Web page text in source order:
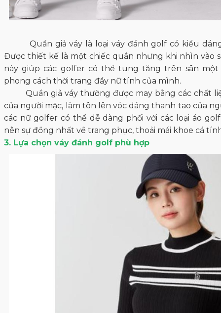
Quần giả váy là loại váy đánh golf có kiểu
Được thiết kế là một chiếc quần nhưng khi nhìn vào
này giúp các golfer có thể tung tăng trên sân một
phong cách thời trang đầy nữ tính của mình.
Quần giả váy thường được may bằng các chất
của người mặc, làm tôn lên vóc dáng thanh tao của
các nữ golfer có thể dễ dàng phối với các loại áo
nên sự đồng nhất về trang phục, thoải mái khoe cá
3. Lựa chọn váy đánh golf phù hợp